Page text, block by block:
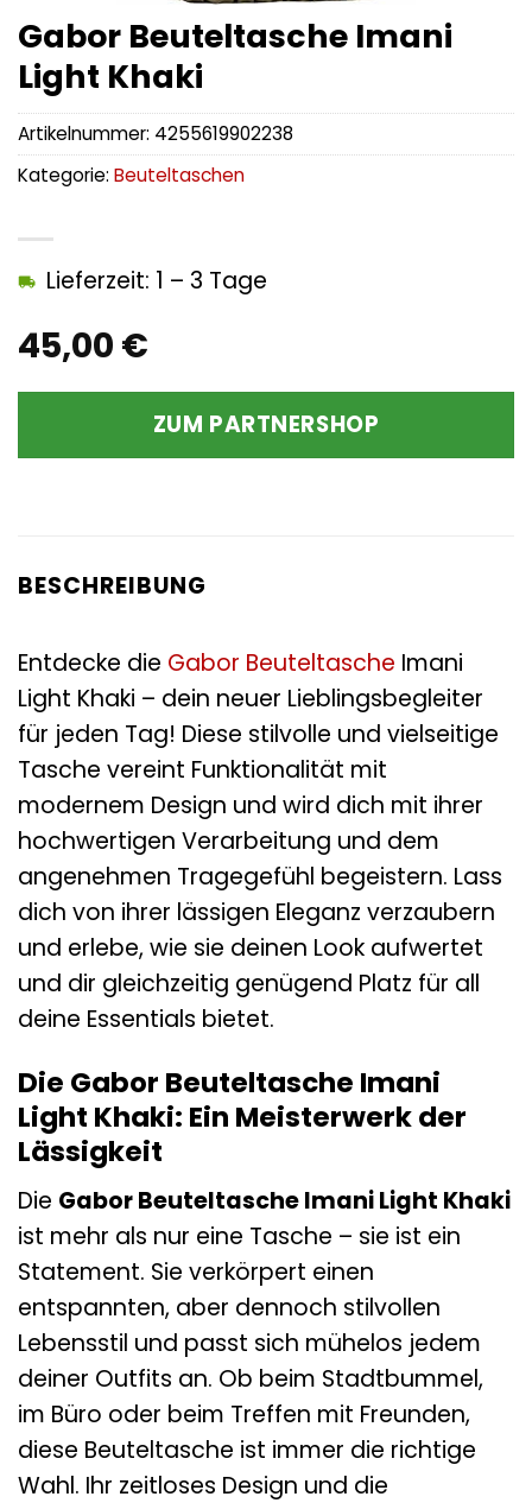
Gabor Beuteltasche Imani
Light Khaki
45,00 €
Lieferzeit: 1 – 3 Tage
ZUM PARTNERSHOP
Artikelnummer: 4255619902238
Kategorie: Beuteltaschen
BESCHREIBUNG
Entdecke die Gabor Beuteltasche Imani
Light Khaki – dein neuer Lieblingsbegleiter
für jeden Tag! Diese stilvolle und vielseitige
Tasche vereint Funktionalität mit
modernem Design und wird dich mit ihrer
hochwertigen Verarbeitung und dem
angenehmen Tragegefühl begeistern. Lass
dich von ihrer lässigen Eleganz verzaubern
und erlebe, wie sie deinen Look aufwertet
und dir gleichzeitig genügend Platz für all
deine Essentials bietet.
Die Gabor Beuteltasche Imani
Light Khaki: Ein Meisterwerk der
Lässigkeit
Die Gabor Beuteltasche Imani Light Khaki
ist mehr als nur eine Tasche – sie ist ein
Statement. Sie verkörpert einen
entspannten, aber dennoch stilvollen
Lebensstil und passt sich mühelos jedem
deiner Outfits an. Ob beim Stadtbummel,
im Büro oder beim Treffen mit Freunden,
diese Beuteltasche ist immer die richtige
Wahl. Ihr zeitloses Design und die